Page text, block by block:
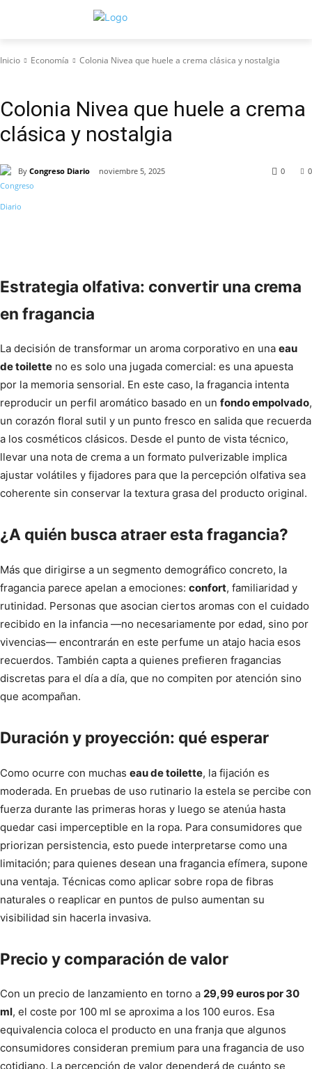
Inicio Economía Colonia Nivea que huele a crema clásica y nostalgia
Colonia Nivea que huele a crema
clásica y nostalgia
By Congreso Diario noviembre 5, 2025 0
0
Estrategia olfativa: convertir una crema
en fragancia
La decisión de transformar un aroma corporativo en una eau
de toilette no es solo una jugada comercial: es una apuesta
por la memoria sensorial. En este caso, la fragancia intenta
reproducir un perfil aromático basado en un fondo empolvado,
un corazón floral sutil y un punto fresco en salida que recuerda
a los cosméticos clásicos. Desde el punto de vista técnico,
llevar una nota de crema a un formato pulverizable implica
ajustar volátiles y fijadores para que la percepción olfativa sea
coherente sin conservar la textura grasa del producto original.
¿A quién busca atraer esta fragancia?
Más que dirigirse a un segmento demográfico concreto, la
fragancia parece apelan a emociones: confort, familiaridad y
rutinidad. Personas que asocian ciertos aromas con el cuidado
recibido en la infancia —no necesariamente por edad, sino por
vivencias— encontrarán en este perfume un atajo hacia esos
recuerdos. También capta a quienes prefieren fragancias
discretas para el día a día, que no compiten por atención sino
que acompañan.
Duración y proyección: qué esperar
Como ocurre con muchas eau de toilette, la fijación es
moderada. En pruebas de uso rutinario la estela se percibe con
fuerza durante las primeras horas y luego se atenúa hasta
quedar casi imperceptible en la ropa. Para consumidores que
priorizan persistencia, esto puede interpretarse como una
limitación; para quienes desean una fragancia efímera, supone
una ventaja. Técnicas como aplicar sobre ropa de fibras
naturales o reaplicar en puntos de pulso aumentan su
visibilidad sin hacerla invasiva.
Precio y comparación de valor
Con un precio de lanzamiento en torno a 29,99 euros por 30
ml, el coste por 100 ml se aproxima a los 100 euros. Esa
equivalencia coloca el producto en una franja que algunos
consumidores consideran premium para una fragancia de uso
cotidiano. La percepción de valor dependerá de cuánto se